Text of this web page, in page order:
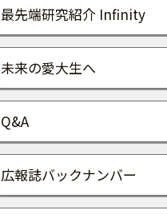
最先端研究紹介 Infinity
未来の愛大生へ
Q&A
広報誌バックナンバー